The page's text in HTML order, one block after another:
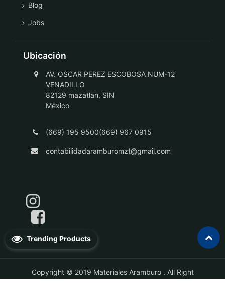
Trending Products
Blog
Jobs
Ubicación
AV. OSCAR PEREZ ESCOBOSA NUM-12
VENADILLO
82129 mazatlan, SIN
México
(669) 195 9500(669) 967 0915
contabilidadaramburomzt@gmail.com
Copyright © 2019 Materiales Aramburo . All Right